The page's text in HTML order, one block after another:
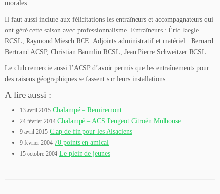
morales.
Il faut aussi inclure aux félicitations les entraîneurs et accompagnateurs qui
ont géré cette saison avec professionnalisme. Entraîneurs : Éric Jaegle
RCSL, Raymond Miesch RCE. Adjoints administratif et matériel : Bernard
Bertrand ACSP, Christian Baumlin RCSL, Jean Pierre Schweitzer RCSL.
Le club remercie aussi l’ACSP d’avoir permis que les entraînements pour
des raisons géographiques se fassent sur leurs installations.
A lire aussi :
13 avril 2015 Chalampé – Remiremont
24 février 2014 Chalampé – ACS Peugeot Citroën Mulhouse
9 avril 2015 Clap de fin pour les Alsaciens
9 février 2004 70 points en amical
15 octobre 2004 Le plein de jeunes